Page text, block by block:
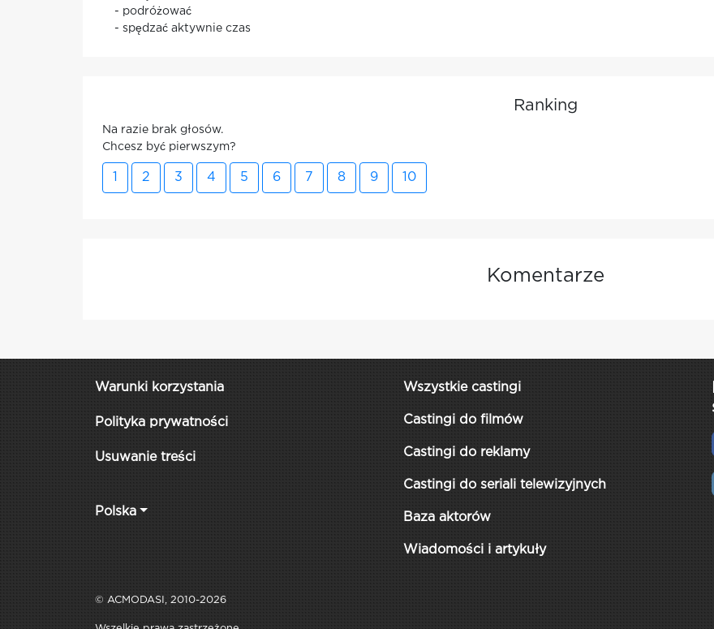
- podróżować
- spędzać aktywnie czas
Ranking
Na razie brak głosów.
Chcesz być pierwszym?
2 3 4 5 6 7 8 9 10
Komentarze
Warunki korzystania
Polityka prywatności
Usuwanie treści
Polska
Wszystkie castingi
Castingi do filmów
Castingi do reklamy
Castingi do seriali telewizyjnych
Baza aktorów
Wiadomości i artykuły
© ACMODASI, 2010-2026